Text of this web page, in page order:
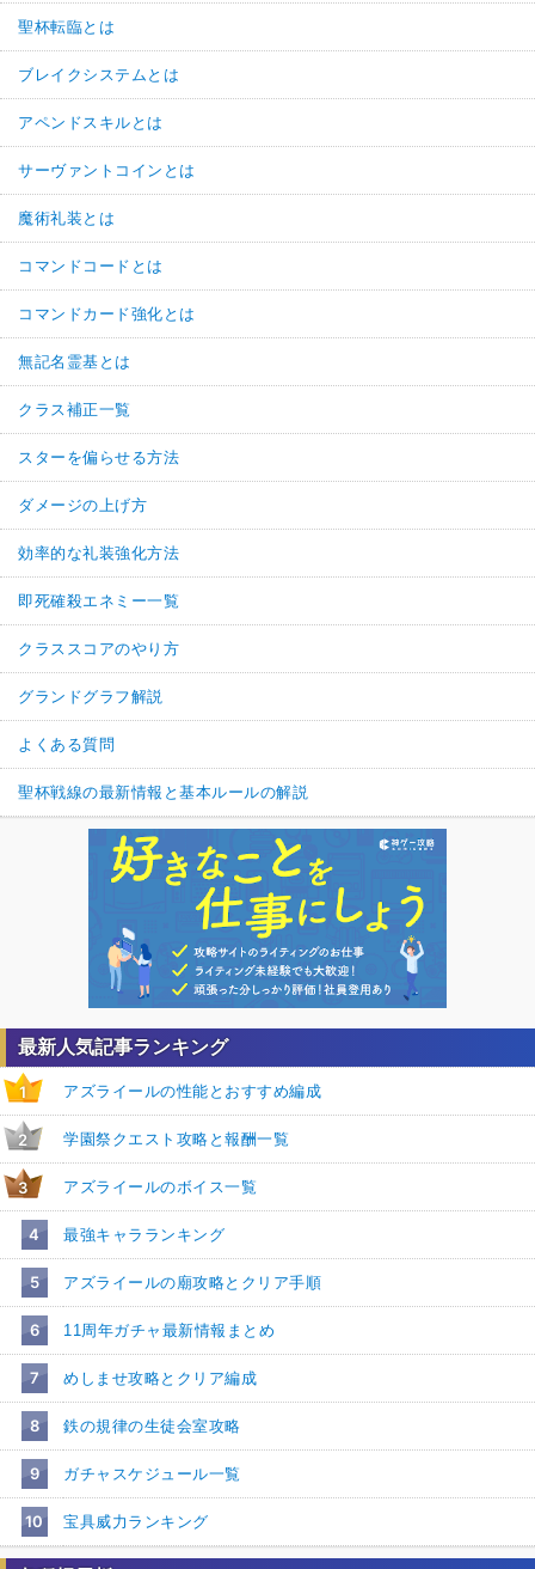
最新人気記事ランキング
1 アズライールの性能とおすすめ編成
2 学園祭クエスト攻略と報酬一覧
3 アズライールのボイス一覧
4 最強キャラランキング
5 アズライールの廟攻略とクリア手順
6 11周年ガチャ最新情報まとめ
7 めしませ攻略とクリア編成
8 鉄の規律の生徒会室攻略
9 ガチャスケジュール一覧
10 宝具威力ランキング
聖杯転臨とは
ブレイクシステムとは
アペンドスキルとは
サーヴァントコインとは
魔術礼装とは
コマンドコードとは
コマンドカード強化とは
無記名霊基とは
クラス補正一覧
スターを偏らせる方法
ダメージの上げ方
効率的な礼装強化方法
即死確殺エネミー一覧
クラススコアのやり方
グランドグラフ解説
よくある質問
聖杯戦線の最新情報と基本ルールの解説